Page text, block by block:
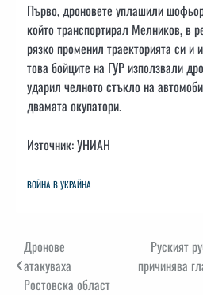
Първо, дроновете уплашили
който транспортирал Мелников, в
рязко променил траекторията си и
това бойците на ГУР използвали
ударил челното стъкло на
двамата окупатори.
Източник: УНИАН
ВОЙНА В УКРАЙНА
Навигация
Дронове
атакуваха
Ростовска област
Руският
причинява